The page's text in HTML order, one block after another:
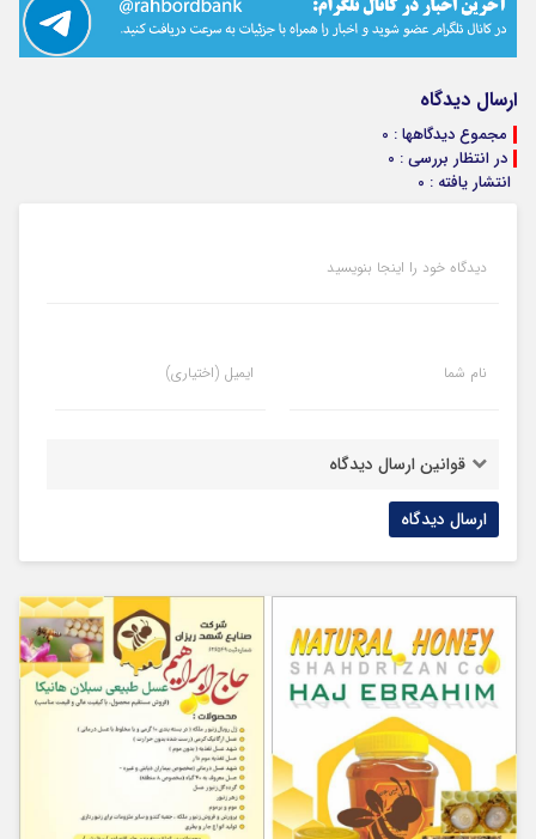
ارسال دیدگاه
مجموع دیدگاهها : 0
در انتظار بررسی : 0
انتشار یافته : 0
دیدگاه خود را اینجا بنویسید
نام شما ایمیل (اختیاری)
قوانین ارسال دیدگاه